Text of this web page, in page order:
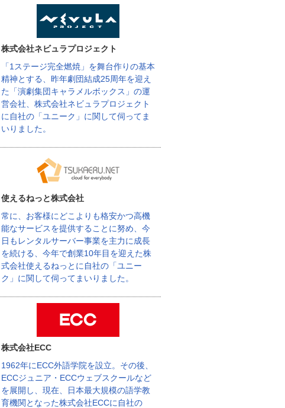
株式会社ネビュラプロジェクト
「1ステージ完全燃焼」を舞台作りの基本
精神とする、昨年劇団結成25周年を迎え
た「演劇集団キャラメルボックス」の運
営会社、株式会社ネビュラプロジェクト
に自社の「ユニーク」に関して伺ってま
いりました。
使えるねっと株式会社
常に、お客様にどこよりも格安かつ高機
能なサービスを提供することに努め、今
日もレンタルサーバー事業を主力に成長
を続ける、今年で創業10年目を迎えた株
式会社使えるねっとに自社の「ユニー
ク」に関して伺ってまいりました。
株式会社ECC
1962年にECC外語学院を設立。その後、
ECCジュニア・ECCウェブスクールなど
を展開し、現在、日本最大規模の語学教
育機関となった株式会社ECCに自社の